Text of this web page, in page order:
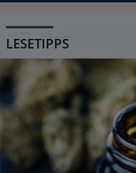
LESETIPPS